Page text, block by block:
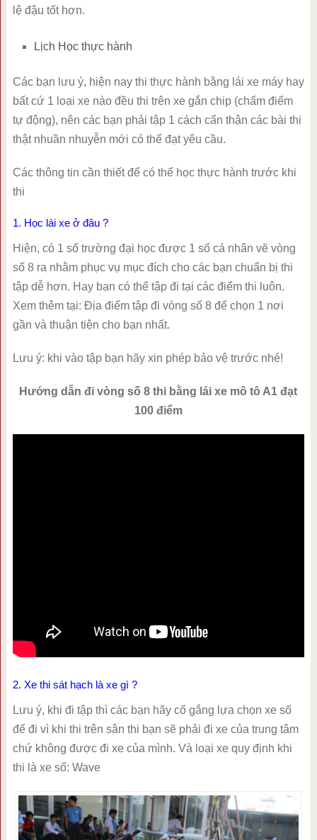
lệ đậu tốt hơn.
Lịch Học thực hành
Các bạn lưu ý, hiện nay thi thực hành bằng lái xe máy hay
bất cứ 1 loại xe nào đều thi trên xe gắn chip (chấm điểm
tự động), nên các bạn phải tập 1 cách cẩn thận các bài thi
thật nhuần nhuyễn mới có thể đạt yêu cầu.
Các thông tin cần thiết để có thể học thực hành trước khi
thi
1. Học lái xe ở đâu ?
Hiện, có 1 số trường đại học được 1 số cá nhân vẽ vòng
số 8 ra nhằm phục vụ mục đích cho các bạn chuẩn bị thi
tập dễ hơn. Hay bạn có thể tập đi tại các điểm thi luôn.
Xem thêm tại: Địa điểm tập đi vòng số 8 để chọn 1 nơi
gần và thuận tiện cho bạn nhất.
Lưu ý: khi vào tập bạn hãy xin phép bảo vệ trước nhé!
Hướng dẫn đi vòng số 8 thi bằng lái xe mô tô A1 đạt
100 điểm
2. Xe thi sát hạch là xe gì ?
Lưu ý, khi đi tập thì các bạn hãy cố gắng lựa chọn xe số
để đi vì khi thi trên sân thi bạn sẽ phải đi xe của trung tâm
chứ không được đi xe của mình. Và loại xe quy định khi
thi là xe số: Wave